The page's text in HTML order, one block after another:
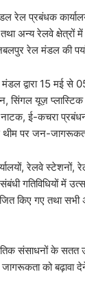
प्रबंधक
अन्य रेलवे क्षेत्रों
रेल मंडल की
द्वारा 15 मई
सिंगल यूज़
ई-कचरा
थीम पर जन-
रेलवे स्टेशनों, रेलवे
संबंधी गतिविधियों
किए गए तथा सभी
संसाधनों के सतत
जागरूकता को बढ़ावा